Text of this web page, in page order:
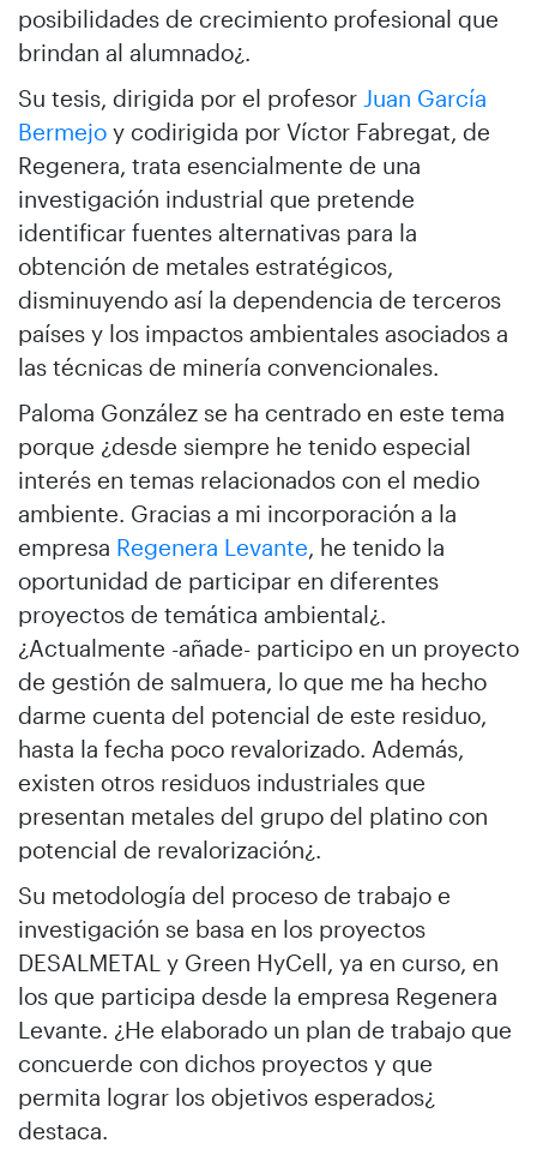
posibilidades de crecimiento profesional que
brindan al alumnado¿.
Su tesis, dirigida por el profesor Juan García
Bermejo y codirigida por Víctor Fabregat, de
Regenera, trata esencialmente de una
investigación industrial que pretende
identificar fuentes alternativas para la
obtención de metales estratégicos,
disminuyendo así la dependencia de terceros
países y los impactos ambientales asociados a
las técnicas de minería convencionales.
Paloma González se ha centrado en este tema
porque ¿desde siempre he tenido especial
interés en temas relacionados con el medio
ambiente. Gracias a mi incorporación a la
empresa Regenera Levante, he tenido la
oportunidad de participar en diferentes
proyectos de temática ambiental¿.
¿Actualmente -añade- participo en un proyecto
de gestión de salmuera, lo que me ha hecho
darme cuenta del potencial de este residuo,
hasta la fecha poco revalorizado. Además,
existen otros residuos industriales que
presentan metales del grupo del platino con
potencial de revalorización¿.
Su metodología del proceso de trabajo e
investigación se basa en los proyectos
DESALMETAL y Green HyCell, ya en curso, en
los que participa desde la empresa Regenera
Levante. ¿He elaborado un plan de trabajo que
concuerde con dichos proyectos y que
permita lograr los objetivos esperados¿
destaca.